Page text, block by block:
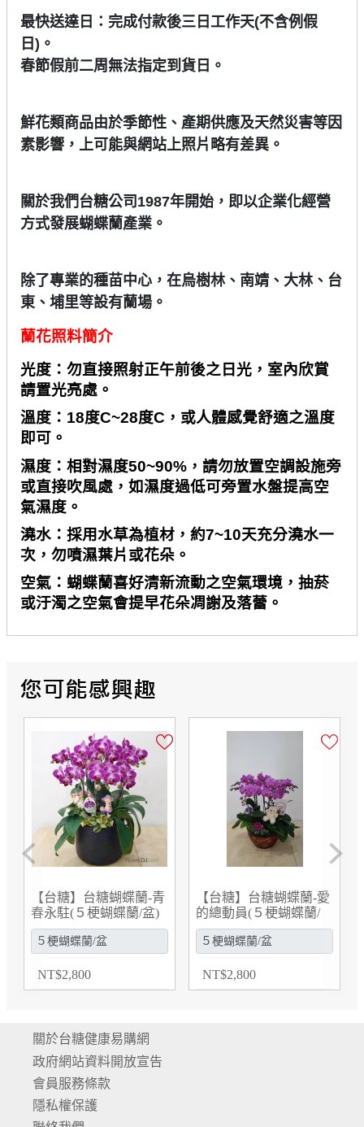
最快送達日：完成付款後三日工作天(不含例假
日)。
春節假前二周無法指定到貨日。
鮮花類商品由於季節性、產期供應及天然災害等因
素影響，上可能與網站上照片略有差異。
關於我們台糖公司1987年開始，即以企業化經營
方式發展蝴蝶蘭產業。
除了專業的種苗中心，在烏樹林、南靖、大林、台
東、埔里等設有蘭場。
蘭花照料簡介
光度：勿直接照射正午前後之日光，室內欣賞
請置光亮處。
溫度： 18度C~28度C ，或人體感覺舒適之溫度
即可。
濕度：相對濕度50~90% ，請勿放置空調設施旁
或直接吹風處，如濕度過低可旁置水盤提高空
氣濕度。
澆水：採用水草為植材，約7~10天充分澆水一
次，勿噴濕葉片或花朵。
空氣：蝴蝶蘭喜好清新流動之空氣環境，抽菸
或汙濁之空氣會提早花朵凋謝及落蕾。
【台糖】台糖蝴蝶蘭-青
春永駐(５梗蝴蝶蘭/盆)
$2,800
【台糖】台糖蝴蝶蘭-愛
的總動員(５梗蝴蝶蘭/
$2,800
Previous Next
關於台糖健康易購網
政府網站資料開放宣告
會員服務條款
隱私權保護